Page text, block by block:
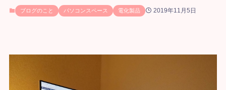
ブログのこと パソコンスペース 電化製品 2019年11月5日